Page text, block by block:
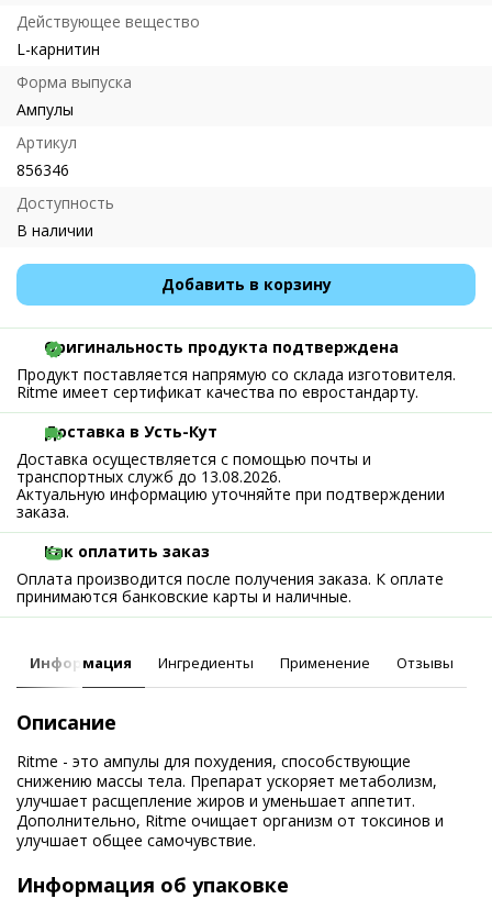
Действующее вещество
L-карнитин
Форма выпуска
Ампулы
Артикул
856346
Доступность
В наличии
Добавить в корзину
Оригинальность продукта подтверждена
Продукт поставляется напрямую со склада изготовителя.
Ritme имеет сертификат качества по евростандарту.
Доставка в Усть-Кут
Доставка осуществляется с помощью почты и
транспортных служб до 13.08.2026.
Актуальную информацию уточняйте при подтверждении
заказа.
Как оплатить заказ
Оплата производится после получения заказа. К оплате
принимаются банковские карты и наличные.
Информация Ингредиенты Применение Отзывы
Описание
Ritme - это ампулы для похудения, способствующие
снижению массы тела. Препарат ускоряет метаболизм,
улучшает расщепление жиров и уменьшает аппетит.
Дополнительно, Ritme очищает организм от токсинов и
улучшает общее самочувствие.
Информация об упаковке